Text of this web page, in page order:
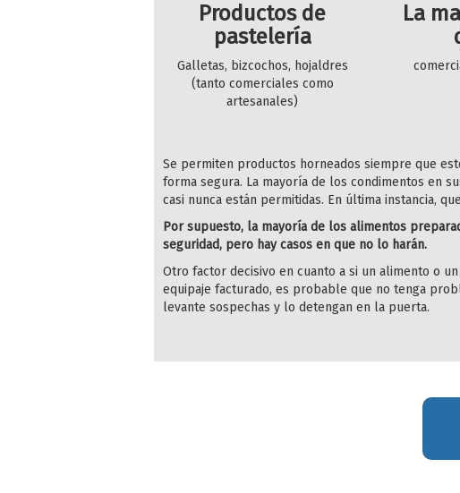
Productos de
pastelería
Galletas, bizcochos, hojaldres
(tanto comerciales como
artesanales)
La
Se permiten productos horneados siempre que
forma segura. La mayoría de los condimentos en
casi nunca están permitidas. En última instancia,
Por supuesto, la mayoría de los alimentos
seguridad, pero hay casos en que no lo harán.
Otro factor decisivo en cuanto a si un alimento o
equipaje facturado, es probable que no tenga
levante sospechas y lo detengan en la puerta.